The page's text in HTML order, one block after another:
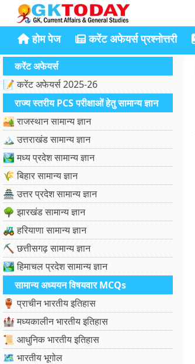
होम पेज करेंट अफेयर्स प्रश्नोत्तरी
करेंट अफेयर्स
📝 करेंट अफेयर्स 2025-26
राज्य स्तरीय PCS परीक्षाओं हेतु सामान्य ज्ञान
🏜️ राजस्थान सामान्य ज्ञान
🏔️ उत्तराखंड सामान्य ज्ञान
🏞️ मध्य प्रदेश सामान्य ज्ञान
🌾 बिहार सामान्य ज्ञान
🏯 उत्तर प्रदेश सामान्य ज्ञान
🌳 झारखंड सामान्य ज्ञान
🚜 हरियाणा सामान्य ज्ञान
⛏️ छत्तीसगढ़ सामान्य ज्ञान
🏞️ हिमाचल प्रदेश सामान्य ज्ञान
सामान्य अध्ययन विषयवार MCQs
🏺 प्राचीन भारतीय इतिहास
🏰 मध्यकालीन भारतीय इतिहास
📜 आधुनिक भारतीय इतिहास
🗺️ भारतीय भूगोल